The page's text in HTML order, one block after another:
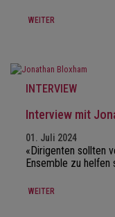
WEITER
INTERVIEW
Interview mit
01. Juli 2024
«Dirigenten sollten
Ensemble zu helfen
WEITER